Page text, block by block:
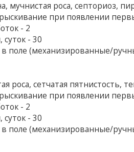
мучнистая роса, септориоз,
при появлении
- 2
- 30
поле (механизированные/
роса, сетчатая пятнистость,
при появлении
- 2
- 30
поле (механизированные/